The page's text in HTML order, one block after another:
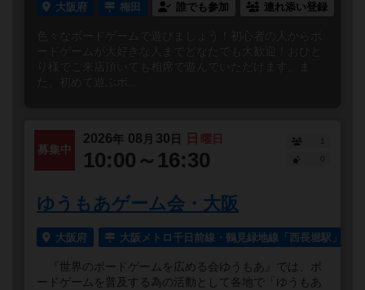
大阪府 梅田 誰でも参加 連れ添い登録
色々なボードゲームで遊びましょう！初心者の人からボ
ードゲームが大好きな人までどなたでも大歓迎！おひと
り様でご来店頂いても相席で遊んでいただけます。ま
た、初めて遊ぶボ...
募集中
2026年 08 月 30 日 日 曜日
10:00～16:30
1
ゆうもあゲーム会・大阪
大阪府 大阪メトロ千日前線・鶴見緑地線「西長堀駅」よ
『世界のボードゲームを広める会ゆうもあ』では、ボ
ードゲームを普及する為の活動として各地で「ゆうもあ